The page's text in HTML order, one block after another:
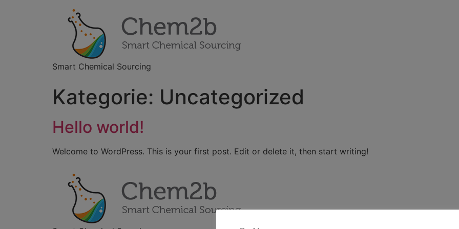
Smart Chemical Sourcing
Kategorie: Uncategorized
Hello world!
Welcome to WordPress. This is your first post. Edit or delete it, then start writing!